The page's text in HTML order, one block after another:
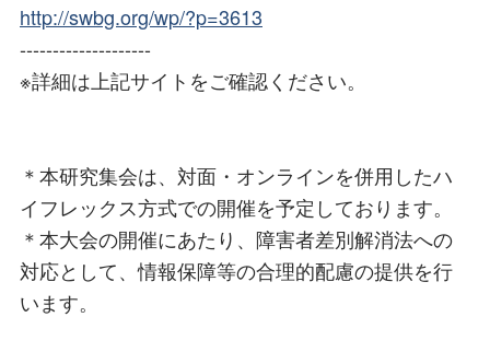
http://swbg.org/wp/?p=3613
--------------------
※詳細は上記サイトをご確認ください。
＊本研究集会は、対面・オンラインを併用したハ
イフレックス方式での開催を予定しております。
＊本大会の開催にあたり、障害者差別解消法への
対応として、情報保障等の合理的配慮の提供を行
います。